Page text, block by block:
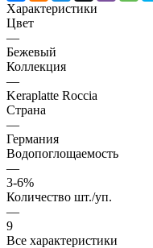
Характеристики
Цвет
—
Бежевый
Коллекция
—
Keraplatte Roccia
Страна
—
Германия
Водопоглощаемость
—
3-6%
Количество шт./уп.
—
9
Все характеристики